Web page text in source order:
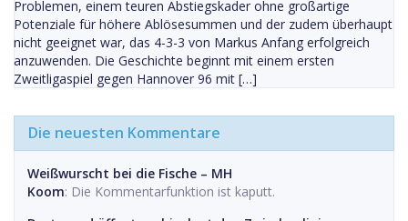
Problemen, einem teuren Abstiegskader ohne großartige
Potenziale für höhere Ablösesummen und der zudem überhaupt
nicht geeignet war, das 4-3-3 von Markus Anfang erfolgreich
anzuwenden. Die Geschichte beginnt mit einem ersten
Zweitligaspiel gegen Hannover 96 mit […]
Die neuesten Kommentare
Weißwurscht bei die Fische – MH
Koom: Die Kommentarfunktion ist kaputt.